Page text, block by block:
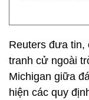
Reuters đưa tin,
tranh cử ngoài
Michigan giữa
hiện các quy